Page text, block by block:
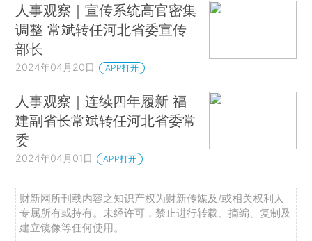
人事观察｜宣传系统高官密集
调整 常斌转任河北省委宣传
部长
2024年04月20日 APP打开
人事观察｜连续四年履新 福
建副省长常斌转任河北省委常
委
2024年04月01日 APP打开
财新网所刊载内容之知识产权为财新传媒及/或相关权利人
专属所有或持有。未经许可，禁止进行转载、摘编、复制及
建立镜像等任何使用。